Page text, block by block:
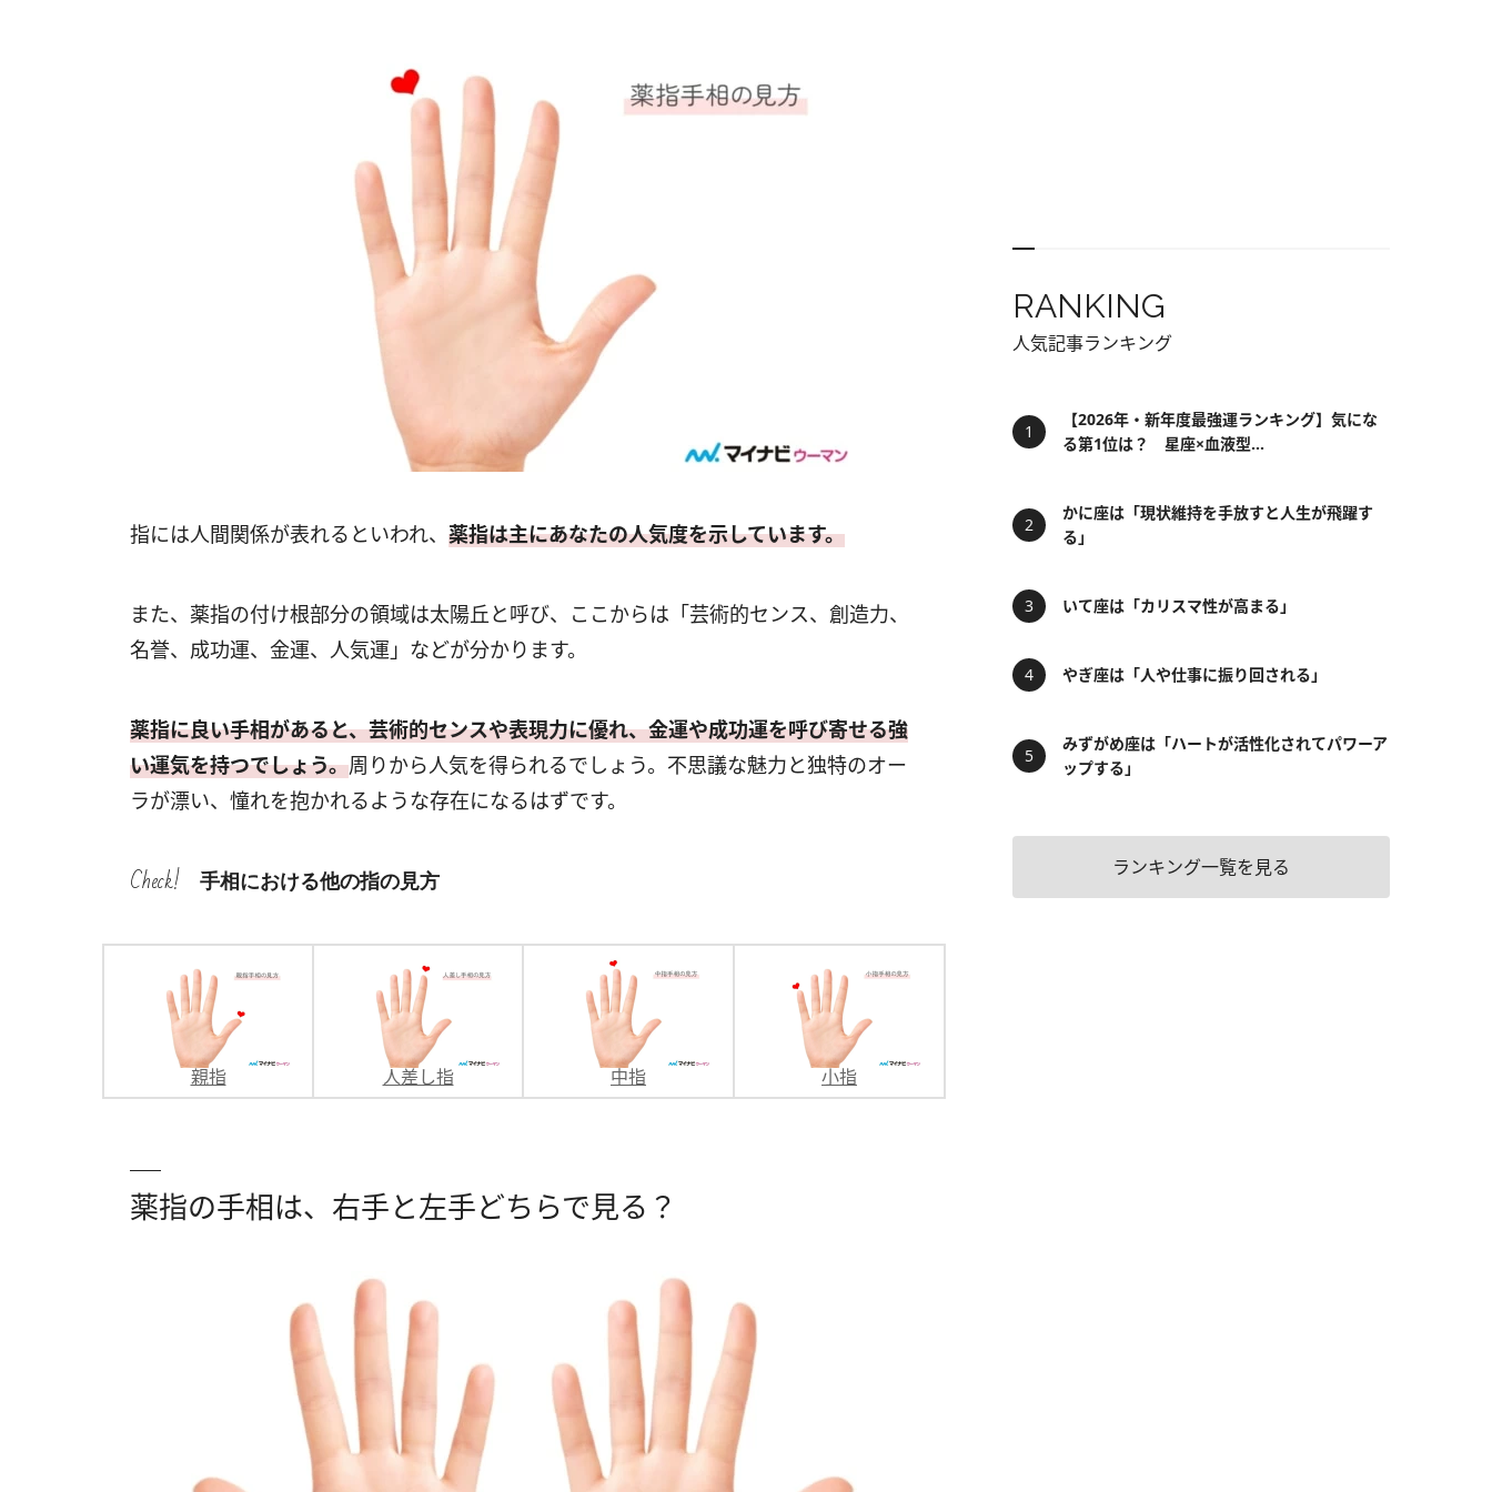
指には人間関係が表れるといわれ、 薬指は主にあなたの人気度を示しています。
また、薬指の付け根部分の領域は太陽丘と呼び、ここからは「芸術的センス、創造力、
名誉、成功運、金運、人気運」などが分かります。
薬指に良い手相があると、芸術的センスや表現力に優れ、金運や成功運を呼び寄せる強
い運気を持つでしょう。周りから人気を得られるでしょう。不思議な魅力と独特のオー
ラが漂い、憧れを抱かれるような存在になるはずです。
Check! 手相における他の指の見方
親指 人差し指 中指 小指
薬指の手相は、右手と左手どちらで見る？
RANKING
人気記事ランキング
【2026年・新年度最強運ランキング】気にな
る第1位は？ 星座×血液型...
かに座は「現状維持を手放すと人生が飛躍す
る」
いて座は「カリスマ性が高まる」
やぎ座は「人や仕事に振り回される」
みずがめ座は「ハートが活性化されてパワーア
ップする」
ランキング一覧を見る